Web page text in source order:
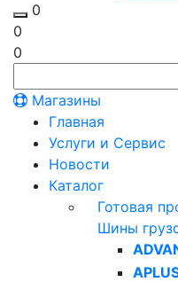
0
0
0
Магазины
Главная
Услуги и Сервис
Новости
Каталог
Готовая
Шины